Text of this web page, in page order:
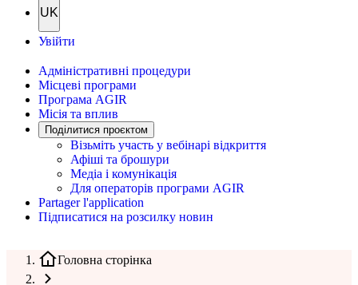
UK
Увійти
Адміністративні процедури
Місцеві програми
Програма AGIR
Місія та вплив
Поділитися проєктом
Візьміть участь у вебінарі відкриття
Афіші та брошури
Медіа і комунікація
Для операторів програми AGIR
Partager l'application
Підписатися на розсилку новин
Головна сторінка